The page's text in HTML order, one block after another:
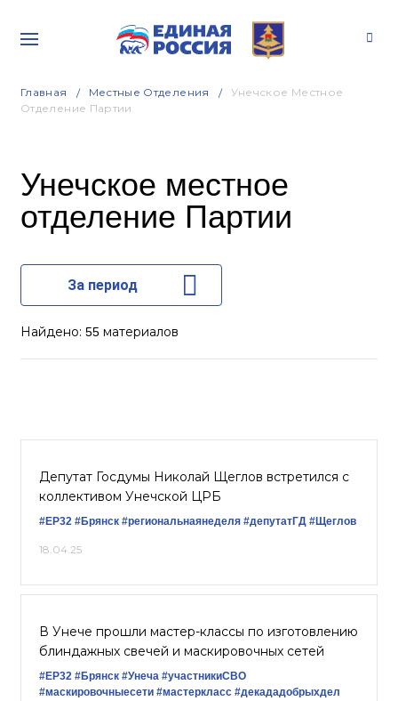
Главная Местные Отделения
Унечское Местное
Отделение Партии
Унечское местное
отделение Партии
За период
Найдено: 55 материалов
Депутат Госдумы Николай Щеглов встретился с
коллективом Унечской ЦРБ
#ЕР32 #Брянск #региональнаянеделя #депутатГД #Щеглов
18.04.25
В Унече прошли мастер-классы по изготовлению
блиндажных свечей и маскировочных сетей
#ЕР32 #Брянск #Унеча #участникиСВО
#маскировочныесети #мастеркласс #декададобрыхдел